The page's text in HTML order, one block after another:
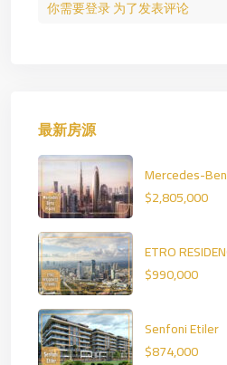
你需要登录为了发表评论
最新房源
Mercedes-
$2,805,000
ETRO
$990,000
Senfoni Etiler
$874,000